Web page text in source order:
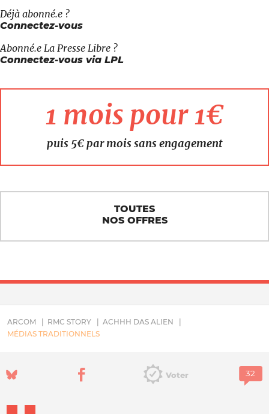
Déjà abonné.e ?
Connectez-vous
Abonné.e La Presse Libre ?
Connectez-vous via LPL
1 mois pour 1€
puis 5€ par mois sans engagement
TOUTES
NOS OFFRES
ARCOM RMC STORY
ACHHH DAS ALIEN
MÉDIAS TRADITIONNELS
Voter